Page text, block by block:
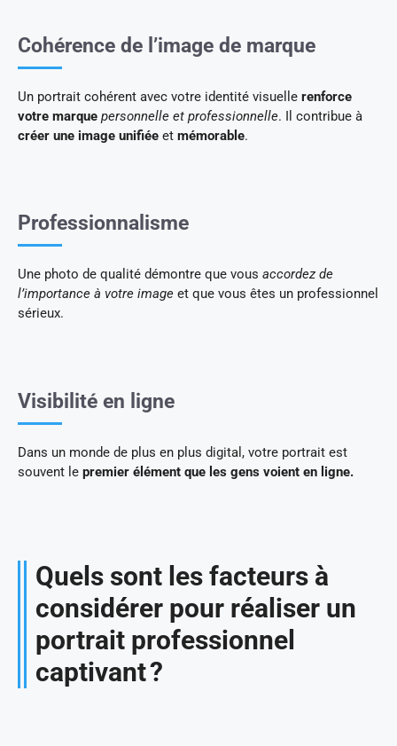
Cohérence de l’image de marque
Un portrait cohérent avec votre identité visuelle renforce
votre marque personnelle et professionnelle. Il contribue à
créer une image unifiée et mémorable.
Professionnalisme
Une photo de qualité démontre que vous accordez de
l’importance à votre image et que vous êtes un professionnel
sérieux.
Visibilité en ligne
Dans un monde de plus en plus digital, votre portrait est
souvent le premier élément que les gens voient en ligne.
Quels sont les facteurs à
considérer pour réaliser un
portrait professionnel
captivant ?